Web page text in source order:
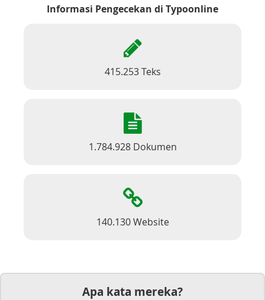
Informasi Pengecekan di Typoonline
415.253 Teks
1.784.928 Dokumen
140.130 Website
Apa kata mereka?